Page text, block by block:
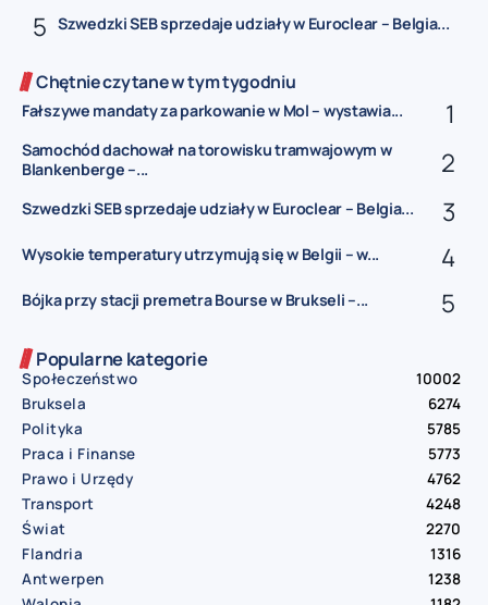
Szwedzki SEB sprzedaje udziały w Euroclear – Belgia...
Chętnie czytane w tym tygodniu
Fałszywe mandaty za parkowanie w Mol – wystawia...
Samochód dachował na torowisku tramwajowym w
Blankenberge –...
Szwedzki SEB sprzedaje udziały w Euroclear – Belgia...
Wysokie temperatury utrzymują się w Belgii – w...
Bójka przy stacji premetra Bourse w Brukseli –...
Popularne kategorie
Społeczeństwo
10002
Bruksela
6274
Polityka
5785
Praca i Finanse
5773
Prawo i Urzędy
4762
Transport
4248
Świat
2270
Flandria
1316
Antwerpen
1238